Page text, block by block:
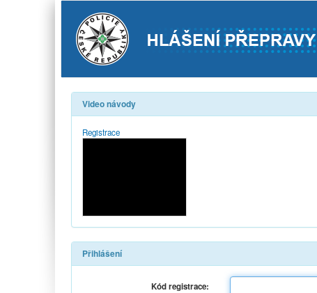
Video návody
Registrace
Přihlášení
Kód registrace: